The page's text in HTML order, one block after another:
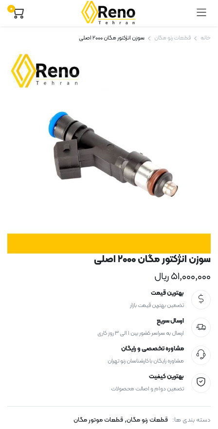
۰
خانه قطعات رنو مگان سوزن انژکتور مگان ۲۰۰۰ اصلی
سوزن انژکتور مگان ۲۰۰۰ اصلی
۵۱,۰۰۰,۰۰۰ریال
بهترین قیمت
تضمین بهترین قیمت بازار
ارسال سریع
ارسال به سراسر کشور بین ۱ الی ۳ روز کاری
مشاوره تخصصی و رایگان
مشاوره رایگان با کارشناسان رنو تهران
بهترین کیفیت
تضمین دوام و اصالت محصولات
دسته بندی ها: قطعات رنو مگان,قطعات موتور مگان